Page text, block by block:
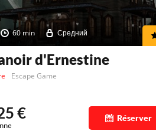
60 min Средний
d'Ernestine
Escape Game
€ Réserver